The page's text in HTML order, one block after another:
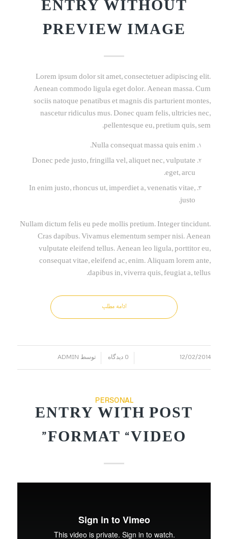
ENTRY WITHOUT
PREVIEW IMAGE
Lorem ipsum dolor sit amet, consectetuer adipiscing elit.
Aenean commodo ligula eget dolor. Aenean massa. Cum
sociis natoque penatibus et magnis dis parturient montes,
nascetur ridiculus mus. Donec quam felis, ultricies nec,
pellentesque eu, pretium quis, sem.
Nulla consequat massa quis enim.
Donec pede justo, fringilla vel, aliquet nec, vulputate
eget, arcu.
In enim justo, rhoncus ut, imperdiet a, venenatis vitae,
justo.
Nullam dictum felis eu pede mollis pretium. Integer tincidunt.
Cras dapibus. Vivamus elementum semper nisi. Aenean
vulputate eleifend tellus. Aenean leo ligula, porttitor eu,
consequat vitae, eleifend ac, enim. Aliquam lorem ante,
dapibus in, viverra quis, feugiat a, tellus.
ادامه مطلب
12/02/2014 0 دیدگاه توسط ADMIN
PERSONAL
ENTRY WITH POST
FORMAT “VIDEO”